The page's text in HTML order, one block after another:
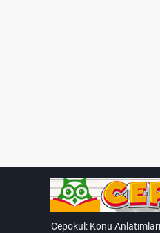
Cepokul: Konu